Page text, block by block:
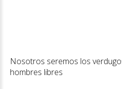
Nosotros seremos los
hombres libres